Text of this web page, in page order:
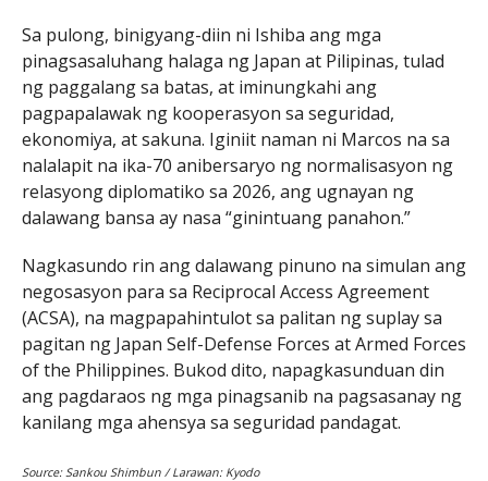
Sa pulong, binigyang-diin ni Ishiba ang mga
pinagsasaluhang halaga ng Japan at Pilipinas, tulad
ng paggalang sa batas, at iminungkahi ang
pagpapalawak ng kooperasyon sa seguridad,
ekonomiya, at sakuna. Iginiit naman ni Marcos na sa
nalalapit na ika-70 anibersaryo ng normalisasyon ng
relasyong diplomatiko sa 2026, ang ugnayan ng
dalawang bansa ay nasa “ginintuang panahon.”
Nagkasundo rin ang dalawang pinuno na simulan ang
negosasyon para sa Reciprocal Access Agreement
(ACSA), na magpapahintulot sa palitan ng suplay sa
pagitan ng Japan Self-Defense Forces at Armed Forces
of the Philippines. Bukod dito, napagkasunduan din
ang pagdaraos ng mga pinagsanib na pagsasanay ng
kanilang mga ahensya sa seguridad pandagat.
Source: Sankou Shimbun / Larawan: Kyodo